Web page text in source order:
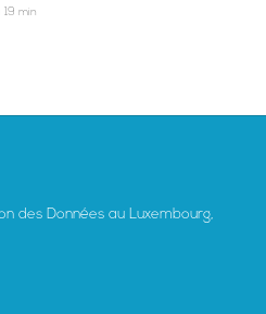
min
des Données au Luxembourg,